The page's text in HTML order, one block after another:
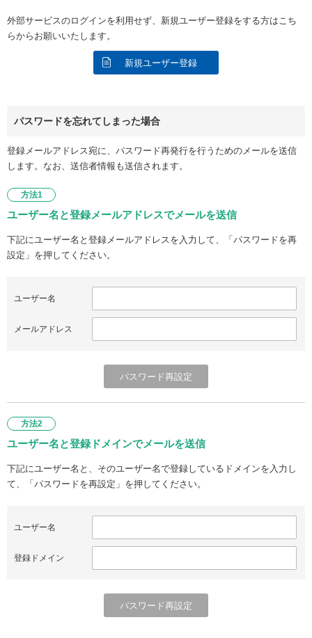
外部サービスのログインを利用せず、新規ユーザー登録をする方はこち
らからお願いいたします。
新規ユーザー登録
パスワードを忘れてしまった場合
登録メールアドレス宛に、パスワード再発行を行うためのメールを送信
します。なお、送信者情報も送信されます。
方法1
ユーザー名と登録メールアドレスでメールを送信
下記にユーザー名と登録メールアドレスを入力して、「パスワードを再
設定」を押してください。
ユーザー名
メールアドレス
方法2
ユーザー名と登録ドメインでメールを送信
下記にユーザー名と、そのユーザー名で登録しているドメインを入力し
て、「パスワードを再設定」を押してください。
ユーザー名
登録ドメイン